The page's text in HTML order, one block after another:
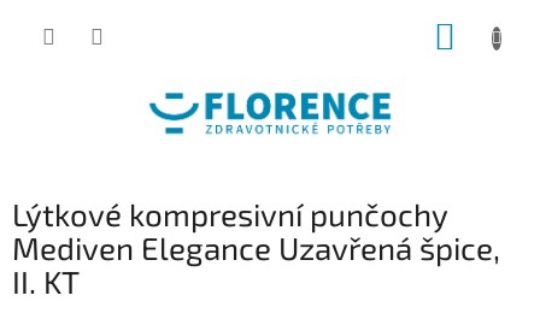
Lýtkové kompresivní punčochy
Mediven Elegance Uzavřená špice,
II. KT